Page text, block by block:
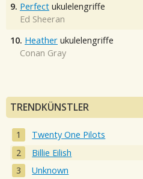
9. Perfect ukulelengriffe
Ed Sheeran
10. Heather ukulelengriffe
Conan Gray
TRENDKÜNSTLER
Twenty One Pilots
Billie Eilish
Unknown